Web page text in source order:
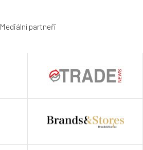
Mediální partneři